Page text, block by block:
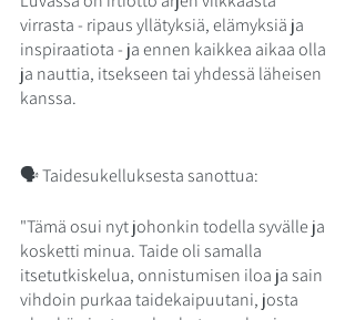
virrasta - ripaus yllätyksiä, elämyksiä ja
inspiraatiota - ja ennen kaikkea aikaa olla
ja nauttia, itsekseen tai yhdessä läheisen
kanssa.
🗣 Taidesukelluksesta sanottua:
"Tämä osui nyt johonkin todella syvälle ja
kosketti minua. Taide oli samalla
itsetutkiskelua, onnistumisen iloa ja sain
vihdoin purkaa taidekaipuutani, josta